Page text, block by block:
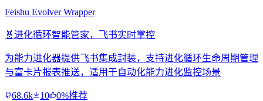
Feishu Evolver Wrapper
🧬 进化循环智能管家，飞书实时掌控
为能力进化器提供飞书集成封装，支持进化循环生命周期管理
与富卡片报表推送，适用于自动化能力进化监控场景
68.6k 10
0%推荐